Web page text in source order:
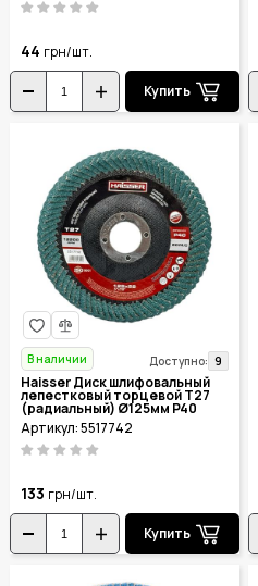
44 грн/шт.
Купить
В наличии Доступно: 9
Haisser Диск шлифовальный
лепестковый торцевой Т27
(радиальный) Ø125мм P40
5517742
Артикул: 5517742
133 грн/шт.
Купить